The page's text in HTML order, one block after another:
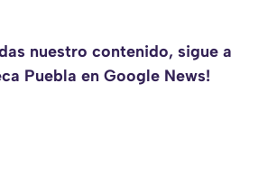
nuestro contenido, sigue a
Puebla en Google News!